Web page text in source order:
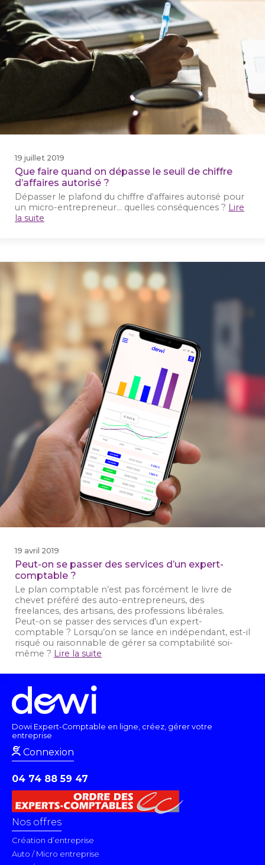
19 juillet 2019
Que faire quand on dépasse le seuil de chiffre
d’affaires autorisé ?
Dépasser le plafond du chiffre d'affaires autorisé pour
un micro-entrepreneur... quelles conséquences ? Lire
la suite
19 avril 2019
Peut-on se passer des services d’un expert-
comptable ?
Le plan comptable n’est pas forcément le livre de
chevet préféré des auto-entrepreneurs, des
freelances, des artisans, des professions libérales.
Peut-on se passer des services d'un expert-
comptable ? Lorsqu’on se lance en indépendant, est-il
risqué ou raisonnable de gérer sa comptabilité soi-
même ? Lire la suite
Dowi Expert-Comptable en ligne, créez, gérer votre
entreprise
Connexion
04 74 88 59 47
Nos offres
Création d’entreprise
Auto / Micro entreprise